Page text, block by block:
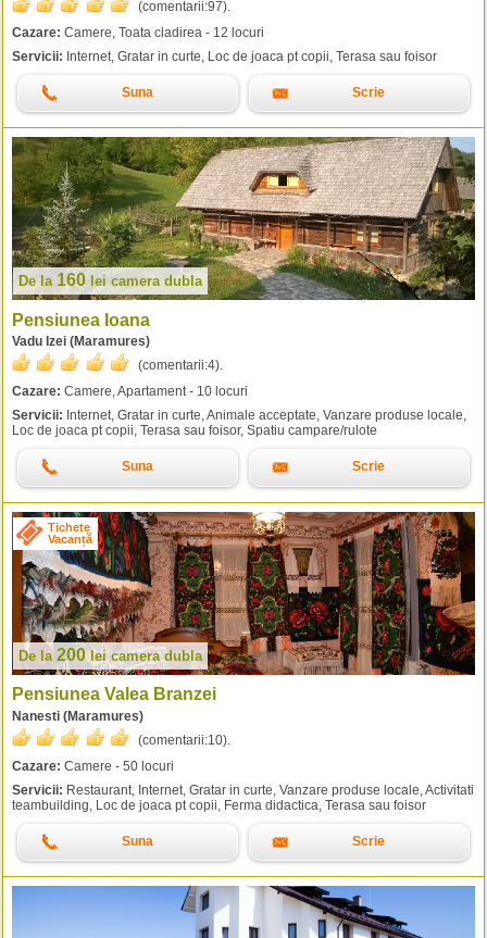
(comentarii:97).
Cazare: Camere, Toata cladirea - 12 locuri
Servicii: Internet, Gratar in curte, Loc de joaca pt copii, Terasa sau foisor
Suna Scrie
De la 160 lei camera dubla
Pensiunea Ioana
Vadu Izei (Maramures)
(comentarii:4).
Cazare: Camere, Apartament - 10 locuri
Servicii: Internet, Gratar in curte, Animale acceptate, Vanzare produse locale,
Loc de joaca pt copii, Terasa sau foisor, Spatiu campare/rulote
Suna Scrie
Tichete
Vacanță
De la 200leicamera dubla
Pensiunea Valea Branzei
Nanesti (Maramures)
(comentarii:10).
Cazare: Camere - 50 locuri
Servicii: Restaurant, Internet, Gratar in curte, Vanzare produse locale, Activitati
teambuilding, Loc de joaca pt copii, Ferma didactica, Terasa sau foisor
Suna Scrie